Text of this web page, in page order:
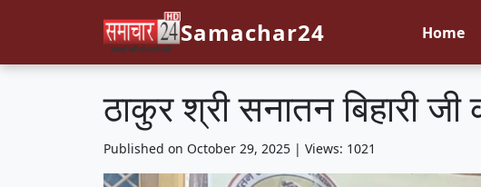
Samachar24 Home
ठाकुर श्री सनातन बिहारी
Published on October 29, 2025 | Views: 1021